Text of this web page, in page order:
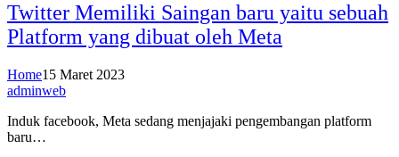
Twitter Memiliki Saingan baru yaitu sebuah
Platform yang dibuat oleh Meta
Home15 Maret 2023
adminweb
Induk facebook, Meta sedang menjajaki pengembangan platform
baru…